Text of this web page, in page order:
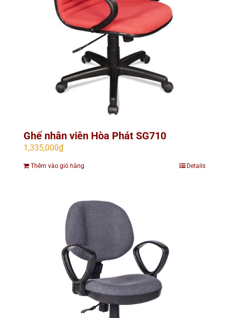
Ghế nhân viên Hòa Phát SG710
1,335,000₫
Thêm vào giỏ hàng Details